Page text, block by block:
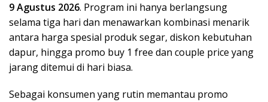
9 Agustus 2026. Program ini hanya berlangsung
selama tiga hari dan menawarkan kombinasi menarik
antara harga spesial produk segar, diskon kebutuhan
dapur, hingga promo buy 1 free dan couple price yang
jarang ditemui di hari biasa.
Sebagai konsumen yang rutin memantau promo